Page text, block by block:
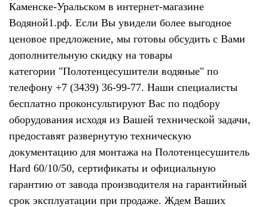
Каменске-Уральском в интернет-магазине
Водяной1.рф. Если Вы увидели более выгодное
ценовое предложение, мы готовы обсудить с Вами
дополнительную скидку на товары
категории "Полотенцесушители водяные" по
телефону +7 (3439) 36-99-77. Наши специалисты
бесплатно проконсультируют Вас по подбору
оборудования исходя из Вашей технической задачи,
предоставят развернутую техническую
документацию для монтажа на Полотенцесушитель
Hard 60/10/50, сертификаты и официальную
гарантию от завода производителя на гарантийный
срок эксплуатации при продаже. Ждем Ваших